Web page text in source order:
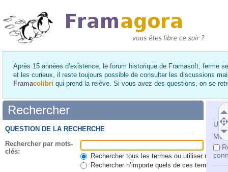
Après 15 années d’existence, le forum historique de Framasoft, ferme
et les curieux, il reste toujours possible de consulter les discussions
Framacolibri qui prend la relève. Si vous avez des questions, on se
Mot
Rechercher
QUESTION DE LA RECHERCHE
Rechercher par mots-
clés:
Rechercher tous les termes ou utiliser une
Rechercher n’importe quels de ces termes